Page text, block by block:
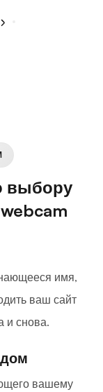
выбору
имя,
ваш сайт
и снова.
вашему